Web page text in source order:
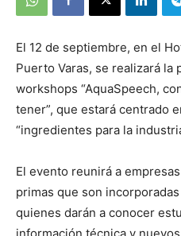
El 12 de septiembre, en el
Puerto Varas, se realizará la
workshops “AquaSpeech,
tener”, que estará centrado
“ingredientes para la
El evento reunirá a
primas que son
quienes darán a conocer